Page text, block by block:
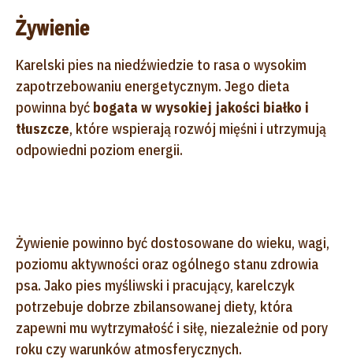
Żywienie
Karelski pies na niedźwiedzie to rasa o wysokim
zapotrzebowaniu energetycznym. Jego dieta
powinna być bogata w wysokiej jakości białko i
tłuszcze, które wspierają rozwój mięśni i utrzymują
odpowiedni poziom energii.
Żywienie powinno być dostosowane do wieku, wagi,
poziomu aktywności oraz ogólnego stanu zdrowia
psa. Jako pies myśliwski i pracujący, karelczyk
potrzebuje dobrze zbilansowanej diety, która
zapewni mu wytrzymałość i siłę, niezależnie od pory
roku czy warunków atmosferycznych.